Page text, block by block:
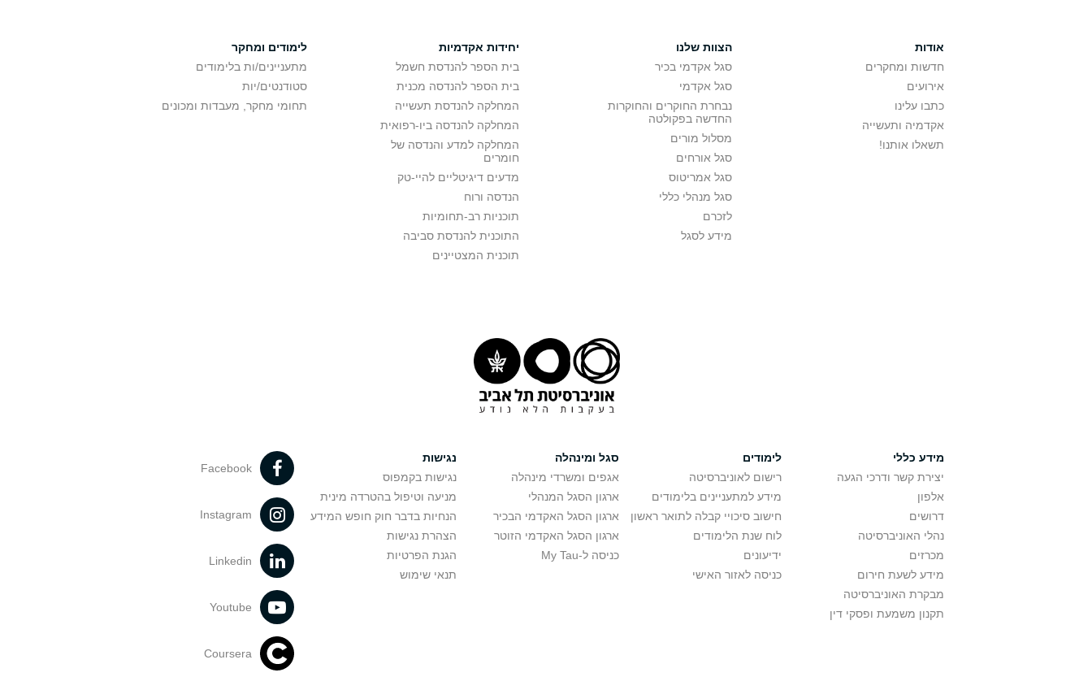
אודות
חדשות ומחקרים
אירועים
כתבו עלינו
אקדמיה ותעשייה
תשאלו אותנו!
הצוות שלנו
סגל אקדמי בכיר
סגל אקדמי
נבחרת החוקרים והחוקרות
החדשה בפקולטה
מסלול מורים
סגל אורחים
סגל אמריטוס
סגל מנהלי כללי
לזכרם
מידע לסגל
יחידות אקדמיות
בית הספר להנדסת חשמל
בית הספר להנדסה מכנית
המחלקה להנדסת תעשייה
המחלקה להנדסה ביו-רפואית
המחלקה למדע והנדסה של
חומרים
מדעים דיגיטליים להיי-טק
הנדסה ורוח
תוכניות רב-תחומיות
התוכנית להנדסת סביבה
תוכנית המצטיינים
לימודים ומחקר
מתעניינים/ות בלימודים
סטודנטים/יות
תחומי מחקר, מעבדות ומכונים
מידע כללי
יצירת קשר ודרכי הגעה
אלפון
דרושים
נהלי האוניברסיטה
מכרזים
מידע לשעת חירום
מבקרת האוניברסיטה
תקנון משמעת ופסקי דין
לימודים
רישום לאוניברסיטה
מידע למתעניינים בלימודים
חישוב סיכויי קבלה לתואר ראשון
לוח שנת הלימודים
ידיעונים
כניסה לאזור האישי
סגל ומינהלה
אגפים ומשרדי מינהלה
ארגון הסגל המנהלי
ארגון הסגל האקדמי הבכיר
ארגון הסגל האקדמי הזוטר
כניסה ל-My Tau
נגישות
נגישות בקמפוס
מניעה וטיפול בהטרדה מינית
הנחיות בדבר חוק חופש המידע
הצהרת נגישות
הגנת הפרטיות
תנאי שימוש
Facebook
Instagram
Linkedin
Youtube
Coursera